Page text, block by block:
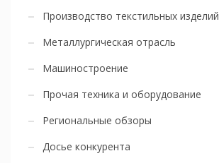
Производство текстильных изделий
Металлургическая отрасль
Машиностроение
Прочая техника и оборудование
Региональные обзоры
Досье конкурента